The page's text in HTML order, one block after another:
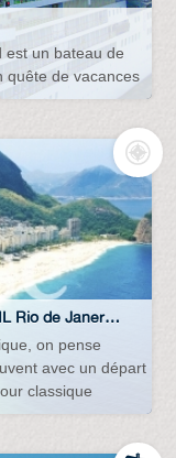
est un bateau de
quête de vacances
TRANSATLANTIQUE CARAÏBES , BRESIL Rio de Janero Buenos Aires Argentine Uruguay...
on pense
avec un départ
classique